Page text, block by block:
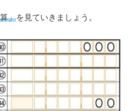
」を見ていきましょう。